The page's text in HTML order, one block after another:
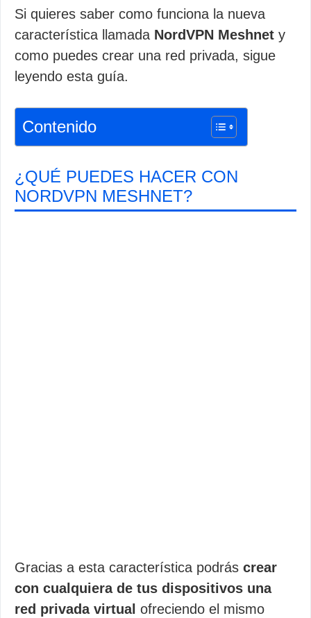
Si quieres saber como funciona la nueva
característica llamada NordVPN Meshnet y
como puedes crear una red privada, sigue
leyendo esta guía.
Contenido
¿QUÉ PUEDES HACER CON
NORDVPN MESHNET?
Gracias a esta característica podrás crear
con cualquiera de tus dispositivos una
red privada virtual ofreciendo el mismo